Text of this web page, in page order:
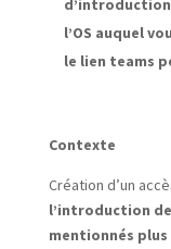
d’introduction
l’OS auquel
le lien teams
Contexte
Création d’un
l’introduction
mentionnés